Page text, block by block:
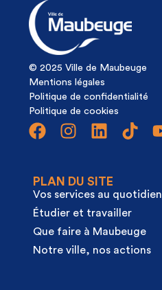
© 2025 Ville de Maubeuge
Mentions légales
Politique de confidentialité
Politique de cookies
PLAN DU SITE
Vos services au quotidien
Étudier et travailler
Que faire à Maubeuge
Notre ville, nos actions